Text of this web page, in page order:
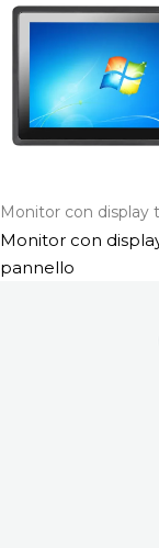
Monitor con display
Monitor con
pannello